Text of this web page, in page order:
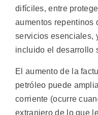
difíciles, entre
aumentos repentinos
servicios esenciales,
incluido el desarrollo
El aumento de la
petróleo puede
corriente (ocurre
extranjero de lo que